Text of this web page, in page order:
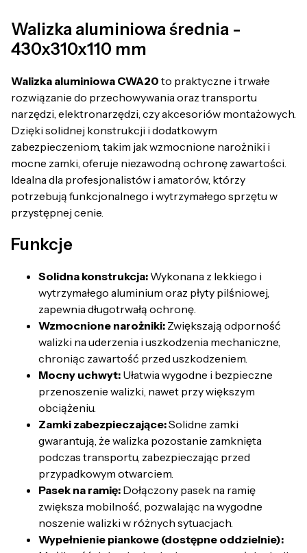
Walizka aluminiowa średnia -
430x310x110 mm
Walizka aluminiowa CWA20 to praktyczne i trwałe
rozwiązanie do przechowywania oraz transportu
narzędzi, elektronarzędzi, czy akcesoriów montażowych.
Dzięki solidnej konstrukcji i dodatkowym
zabezpieczeniom, takim jak wzmocnione narożniki i
mocne zamki, oferuje niezawodną ochronę zawartości.
Idealna dla profesjonalistów i amatorów, którzy
potrzebują funkcjonalnego i wytrzymałego sprzętu w
przystępnej cenie.
Funkcje
Solidna konstrukcja: Wykonana z lekkiego i
wytrzymałego aluminium oraz płyty pilśniowej,
zapewnia długotrwałą ochronę.
Wzmocnione narożniki: Zwiększają odporność
walizki na uderzenia i uszkodzenia mechaniczne,
chroniąc zawartość przed uszkodzeniem.
Mocny uchwyt: Ułatwia wygodne i bezpieczne
przenoszenie walizki, nawet przy większym
obciążeniu.
Zamki zabezpieczające:Solidne zamki
gwarantują, że walizka pozostanie zamknięta
podczas transportu, zabezpieczając przed
przypadkowym otwarciem.
Pasek na ramię: Dołączony pasek na ramię
zwiększa mobilność, pozwalając na wygodne
noszenie walizki w różnych sytuacjach.
Wypełnienie piankowe (dostępne oddzielnie):